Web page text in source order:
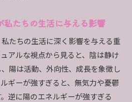
生活リズムの作り方
促すスピリチュアルな儀式
ネルギー循環の重要性
の基本原則
なエネルギー循環がもたらすメ
私たちの生活に与える影響
たちの生活に深く影響を与える重
アルな視点から見ると、陰は静け
陽は活動、外向性、成長を象徴し
ギーが強すぎると、無気力や憂鬱
逆に陽のエネルギーが強すぎる